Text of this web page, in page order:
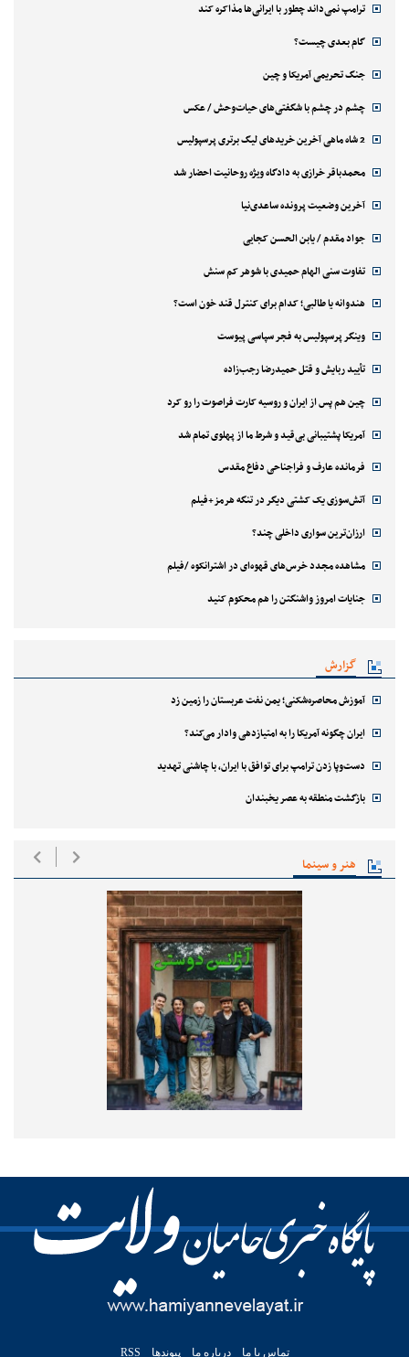
ترامپ نمی‌داند چطور با ایرانی‌ها مذاکره کند
گام بعدی چیست؟
جنگ تحریمی آمریکا و چین
چشم در چشم با شگفتی‌های حیات‌وحش / عکس
2 شاه ماهی آخرین خریدهای لیگ برتری پرسپولیس
محمدباقر خرازی به دادگاه ویژه روحانیت احضار شد
آخرین وضعیت پرونده ساعدی‌نیا
جواد مقدم / یابن الحسن کجایی
تفاوت سنی الهام حمیدی با شوهر کم سنش
هندوانه یا طالبی؛ کدام‌ برای کنترل قند خون است؟
وینگر پرسپولیس به فجر سپاسی پیوست
تأیید ربایش و قتل حمیدرضا رجب‌زاده
چین هم پس از ایران و روسیه کارت فراصوت را رو کرد
آمریکا پشتیبانی بی‌قید و شرط ما از پهلوی تمام شد
فرمانده عارف و فراجناحی دفاع مقدس
آتش‌سوزی یک کشتی دیگر در تنگه هرمز+فیلم
ارزان‌ترین سواری داخلی چند؟
مشاهده مجدد خرس‌های قهوه‌ای در اشترانکوه /فیلم
جنایات امروز واشنگتن را هم محکوم کنید
گزارش
آموزش محاصره‌شکنی؛ یمن نفت عربستان را زمین زد
ایران چگونه آمریکا را به امتیازدهی وادار می‌کند؟
دست‌وپا زدن ترامپ برای توافق با ایران، با چاشنی تهدید
بازگشت منطقه به عصر یخبندان
هنر و سینما
تماس با ما درباره ما پیوندها RSS